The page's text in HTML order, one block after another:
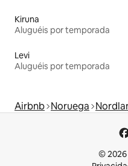
Kiruna
Aluguéis por temporada
Levi
Aluguéis por temporada
Airbnb Noruega
© 2026